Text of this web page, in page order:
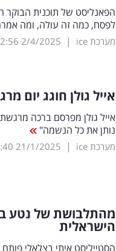
הפאנליסט של תוכנית הבוקר
לפסח, כמה זה עולה, ומה
מערכת ice |
2/4/2025
2:56
אייל גולן חוגג יום
אייל גולן מפרסם ברכה
נותן את כל הנשמה"
מערכת ice |
21/1/2025
מהתלבושת של נטע
הישראלית
הסטייליסט איתי בצלאלי